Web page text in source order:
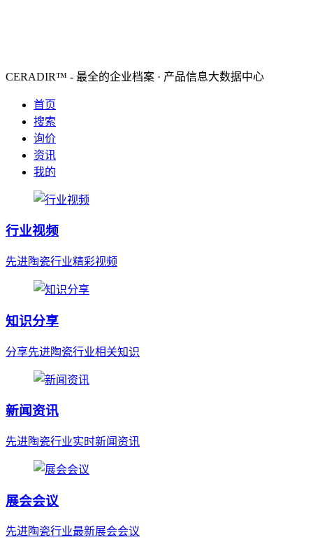
CERADIR™ - 最全的企业档案 · 产品信息大数据中心
首页
搜索
询价
资讯
我的
行业视频
先进陶瓷行业精彩视频
知识分享
分享先进陶瓷行业相关知识
新闻资讯
先进陶瓷行业实时新闻资讯
展会会议
先进陶瓷行业最新展会会议